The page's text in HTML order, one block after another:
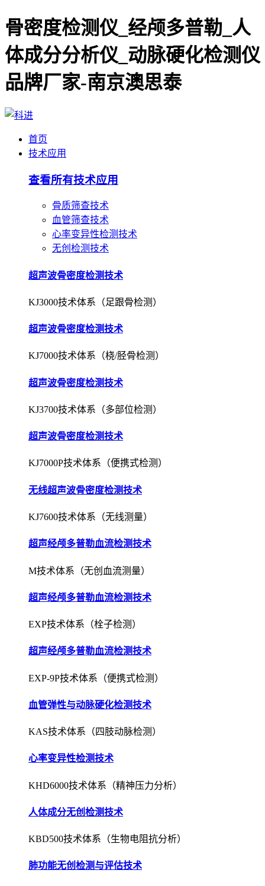
骨密度检测仪_经颅多普勒_人
体成分分析仪_动脉硬化检测仪
品牌厂家-南京澳思泰
首页
技术应用
查看所有技术应用
骨质筛查技术
血管筛查技术
心率变异性检测技术
无创检测技术
超声波骨密度检测技术
KJ3000技术体系（足跟骨检测）
超声波骨密度检测技术
KJ7000技术体系（桡/胫骨检测）
超声波骨密度检测技术
KJ3700技术体系（多部位检测）
超声波骨密度检测技术
KJ7000P技术体系（便携式检测）
无线超声波骨密度检测技术
KJ7600技术体系（无线测量）
超声经颅多普勒血流检测技术
M技术体系（无创血流测量）
超声经颅多普勒血流检测技术
EXP技术体系（栓子检测）
超声经颅多普勒血流检测技术
EXP-9P技术体系（便携式检测）
血管弹性与动脉硬化检测技术
KAS技术体系（四肢动脉检测）
心率变异性检测技术
KHD6000技术体系（精神压力分析）
人体成分无创检测技术
KBD500技术体系（生物电阻抗分析）
肺功能无创检测与评估技术